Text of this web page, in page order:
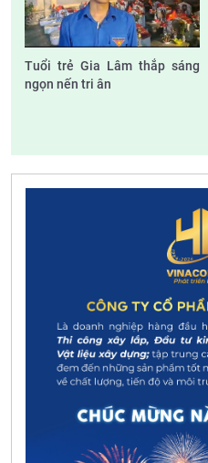
Tuổi trẻ Gia Lâm thắp sáng
ngọn nến tri ân